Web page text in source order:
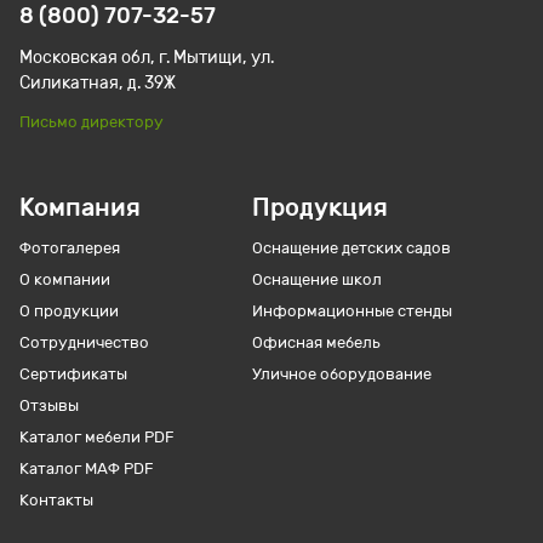
Компания
Фотогалерея
О компании
О продукции
Сотрудничество
Сертификаты
Отзывы
Каталог мебели PDF
Каталог МАФ PDF
Контакты
Продукция
Оснащение детских садов
Оснащение школ
Информационные стенды
Офисная мебель
Уличное оборудование
8 (800) 707-32-57
Московская обл, г. Мытищи, ул.
Силикатная, д. 39Ж
Письмо директору